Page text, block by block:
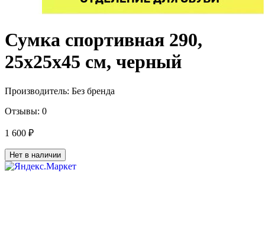
Сумка спортивная 290,
25х25х45 см, черный
Производитель: Без бренда
Отзывы: 0
1 600 ₽
Нет в наличии